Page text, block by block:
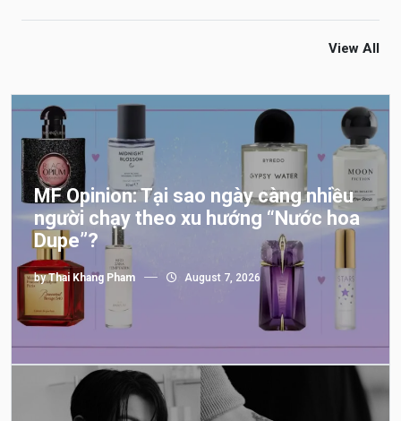
View All
MF Opinion: Tại sao ngày càng nhiều
người chạy theo xu hướng “Nước hoa
Dupe”?
byThai Khang Pham August 7, 2026